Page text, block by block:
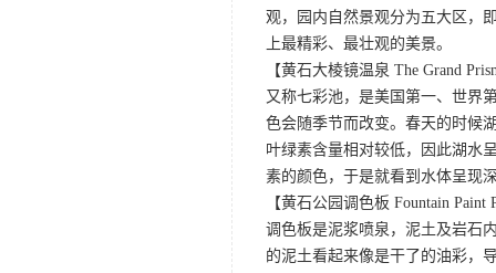
观，园内自然景观分为五大区，
上最精彩、最壮观的美景。
【黄石大棱镜温泉 The Grand
又称七彩池，是美国第一、世界
色会随季节而改变。春天的时候
叶绿素含量相对较低，因此湖水
素的颜色，于是就看到水体呈现
【黄石公园调色板 Fountain Paint
调色板是泥浆喷泉，泥土及岩石
的泥土看起来像是干了的油彩，